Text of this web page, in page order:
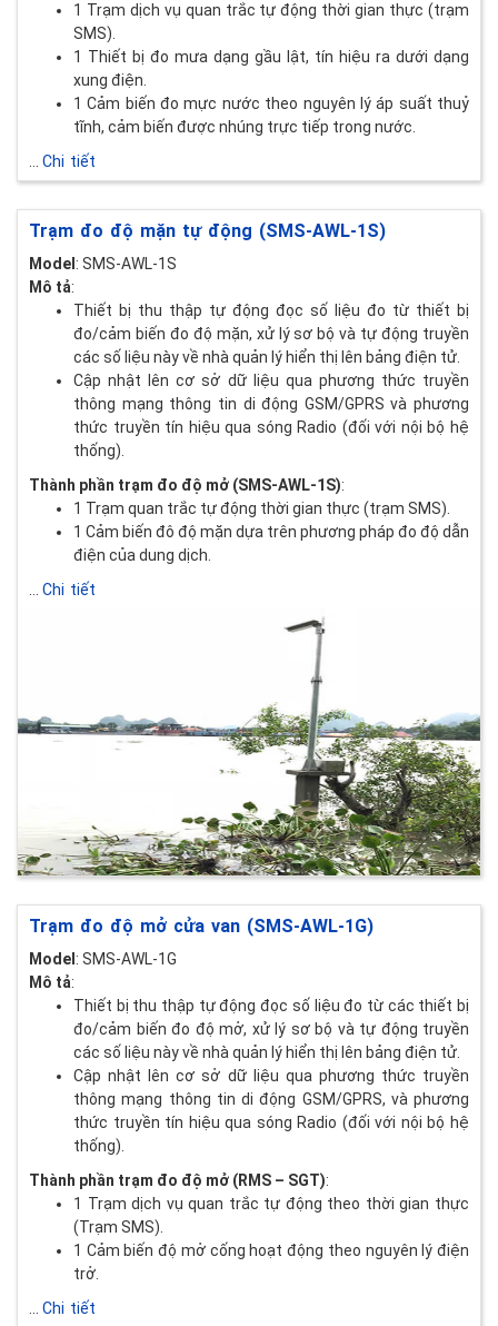
1 Trạm dịch vụ quan trắc tự động thời gian thực (trạm
SMS).
1 Thiết bị đo mưa dạng gầu lật, tín hiệu ra dưới dạng
xung điện.
1 Cảm biến đo mực nước theo nguyên lý áp suất thuỷ
tĩnh, cảm biến được nhúng trực tiếp trong nước.
Chi tiết
Trạm đo độ mặn tự động (SMS-AWL-1S)
Model : SMS-AWL-1S
Mô tả:
Thiết bị thu thập tự động đọc số liệu đo từ thiết bị
đo/cảm biến đo độ mặn, xử lý sơ bộ và tự động truyền
các số liệu này về nhà quản lý hiển thị lên bảng điện tử.
Cập nhật lên cơ sở dữ liệu qua phương thức truyền
thông mạng thông tin di động GSM/GPRS và phương
thức truyền tín hiệu qua sóng Radio (đối với nội bộ hệ
thống).
Thành phần trạm đo độ mở (SMS-AWL-1S):
1 Trạm quan trắc tự động thời gian thực (trạm SMS).
1 Cảm biến đô độ mặn dựa trên phương pháp đo độ dẫn
điện của dung dịch.
Chi tiết
Trạm đo độ mở cửa van (SMS-AWL-1G)
Model : SMS-AWL-1G
Mô tả:
Thiết bị thu thập tự động đọc số liệu đo từ các thiết bị
đo/cảm biến đo độ mở, xử lý sơ bộ và tự động truyền
các số liệu này về nhà quản lý hiển thị lên bảng điện tử.
Cập nhật lên cơ sở dữ liệu qua phương thức truyền
thông mạng thông tin di động GSM/GPRS, và phương
thức truyền tín hiệu qua sóng Radio (đối với nội bộ hệ
thống).
Thành phần trạm đo độ mở (RMS – SGT):
1 Trạm dịch vụ quan trắc tự động theo thời gian thực
(Trạm SMS).
1 Cảm biến độ mở cống hoạt động theo nguyên lý điện
trở.
Chi tiết